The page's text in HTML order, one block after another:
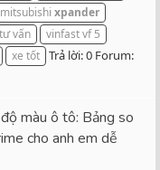
mitsubishi xpander
tư vấn
vinfast vf 5
xe tốt Trả lời: 0 Forum:
màu ô tô: Bảng so
cho anh em dễ